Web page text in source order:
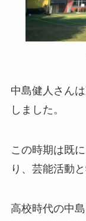
中島健人さん
しました。
この時期は既
り、芸能活動
高校時代の中